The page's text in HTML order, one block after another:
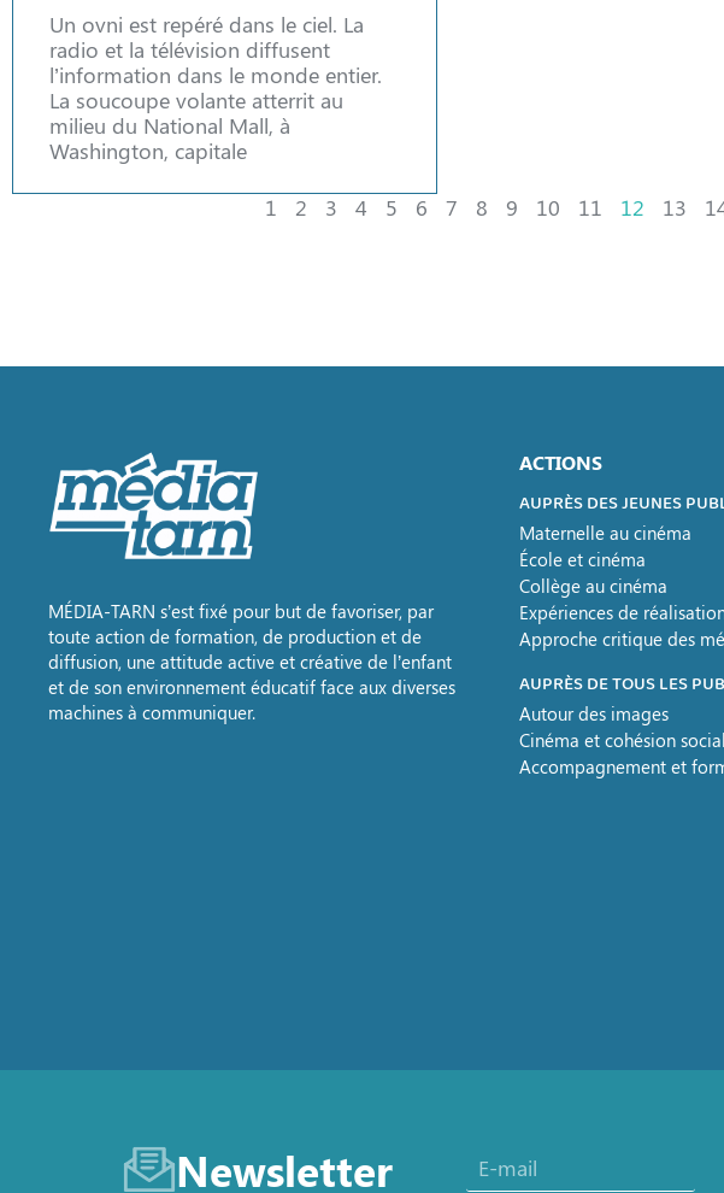
Un ovni est repéré dans le ciel. La
radio et la télévision diffusent
l’information dans le monde entier.
La soucoupe volante atterrit au
milieu du National Mall, à
Washington, capitale
1 2 3 4 5 6 7 8 9 10 11 12 13
MÉDIA-TARN s’est fixé pour but de favoriser, par
toute action de formation, de production et de
diffusion, une attitude active et créative de l’enfant
et de son environnement éducatif face aux diverses
machines à communiquer.
ACTIONS
AUPRÈS DES JEUNES
Maternelle au cinéma
École et cinéma
Collège au cinéma
Expériences de
Approche critique des
AUPRÈS DE TOUS LES
Autour des images
Cinéma et cohésion
Accompagnement et
Newsletter